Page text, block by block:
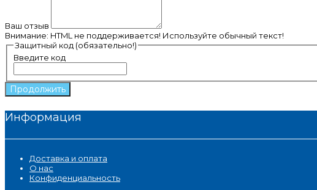
Ваш отзыв
Внимание: HTML не поддерживается! Используйте обычный текст!
Защитный код (обязательно!)
Введите код
Продолжить
Информация
Доставка и оплата
О нас
Конфиденциальность